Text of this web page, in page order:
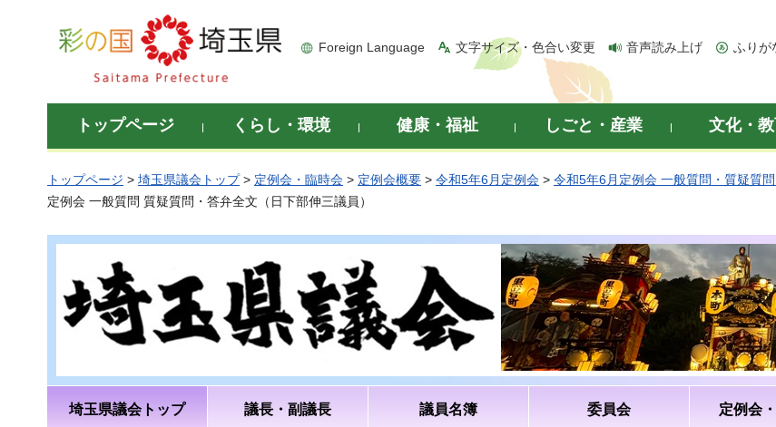
彩の国 埼玉県
Foreign Language 文字サイズ・色合い変更 音声読み上げ ふりが
トップページ くらし・環境 健康・福祉 しごと・産業 文化・
トップページ > 埼玉県議会トップ> 定例会・臨時会 > 定例会概要 > 令和5年6月定例会 > 令和5年6月定例会 一般質問・質疑質
定例会 一般質問 質疑質問・答弁全文（日下部伸三議員）
埼玉県議会トップ 議長・副議長 議員名簿 委員会 定例会